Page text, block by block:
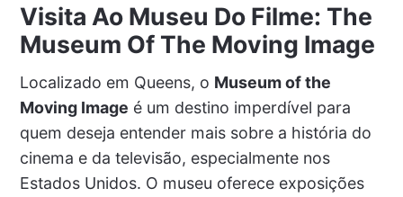
Visita Ao Museu Do Filme: The
Museum Of The Moving Image
Localizado em Queens, o Museum of the
Moving Image é um destino imperdível para
quem deseja entender mais sobre a história do
cinema e da televisão, especialmente nos
Estados Unidos. O museu oferece exposições